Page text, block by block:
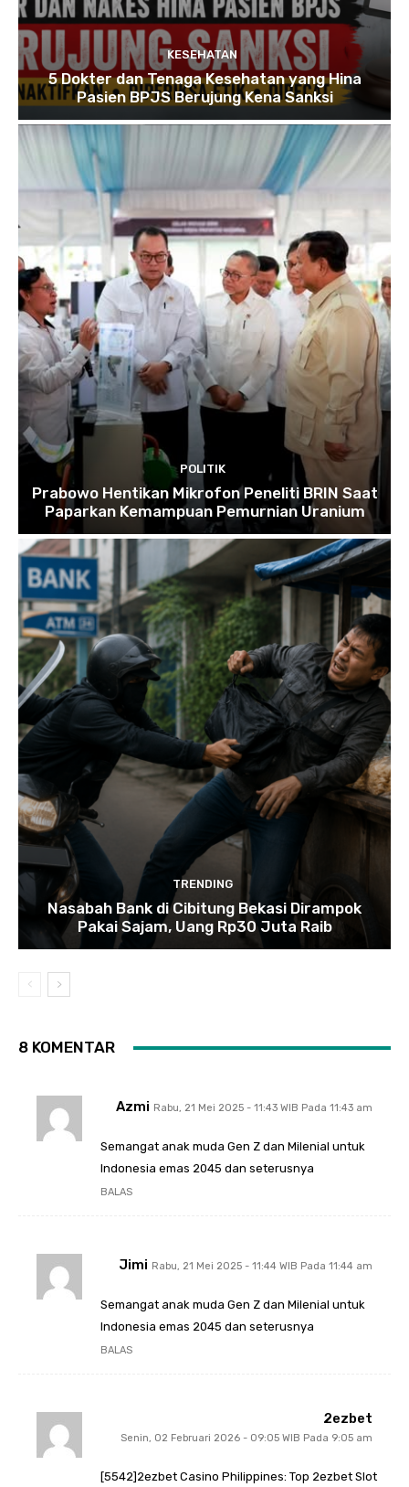
KESEHATAN
5 Dokter dan Tenaga Kesehatan yang Hina
Pasien BPJS Berujung Kena Sanksi
POLITIK
Prabowo Hentikan Mikrofon Peneliti BRIN Saat
Paparkan Kemampuan Pemurnian Uranium
TRENDING
Nasabah Bank di Cibitung Bekasi Dirampok
Pakai Sajam, Uang Rp30 Juta Raib
8 KOMENTAR
Azmi Rabu, 21 Mei 2025 - 11:43 WIB Pada 11:43 am
Semangat anak muda Gen Z dan Milenial untuk
Indonesia emas 2045 dan seterusnya
BALAS
Jimi Rabu, 21 Mei 2025 - 11:44 WIB Pada 11:44 am
Semangat anak muda Gen Z dan Milenial untuk
Indonesia emas 2045 dan seterusnya
BALAS
2ezbet
Senin, 02 Februari 2026 - 09:05 WIB Pada 9:05 am
[5542]2ezbet Casino Philippines: Top 2ezbet Slot